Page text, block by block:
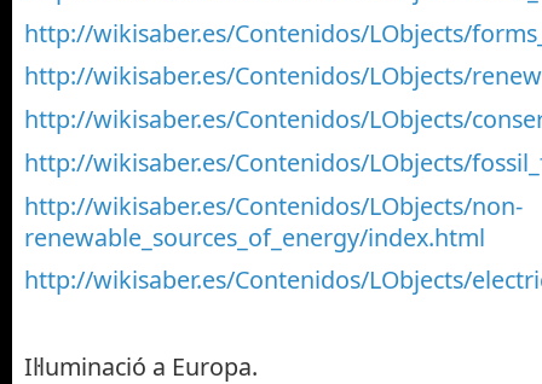
http://wikisaber.es/Contenidos/LObjects/
http://wikisaber.es/Contenidos/LObjects/
http://wikisaber.es/Contenidos/LObjects/
http://wikisaber.es/Contenidos/LObjects/
http://wikisaber.es/Contenidos/LObjects/non-
renewable_sources_of_energy/index.html
http://wikisaber.es/Contenidos/LObjects/
Il·luminació a Europa.